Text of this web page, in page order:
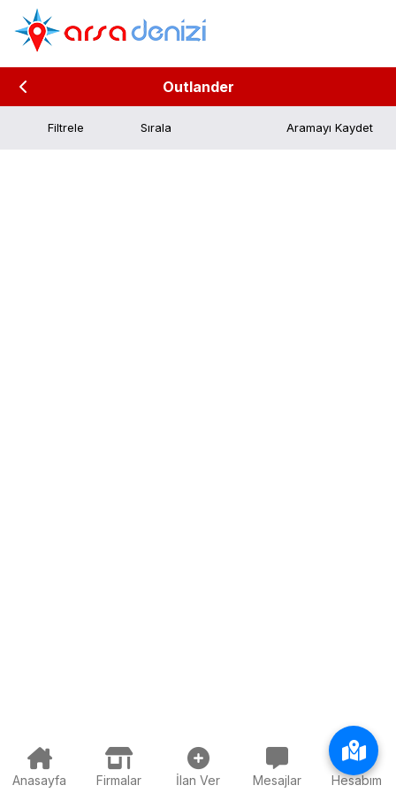
Outlander
Filtrele Aramayı Kaydet
Anasayfa Firmalar İlan Ver Mesajlar Hesabım